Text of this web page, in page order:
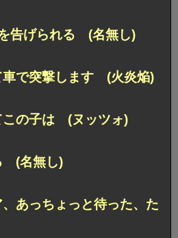
告げられる (名無し)
車で突撃します (火炎焔)
この子は (ヌッツォ)
(名無し)
あっちょっと待った、た